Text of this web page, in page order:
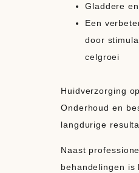
Gladdere
Een
door
celgroei
Huidverzorging
Onderhoud en
langdurige
Naast
behandelingen is